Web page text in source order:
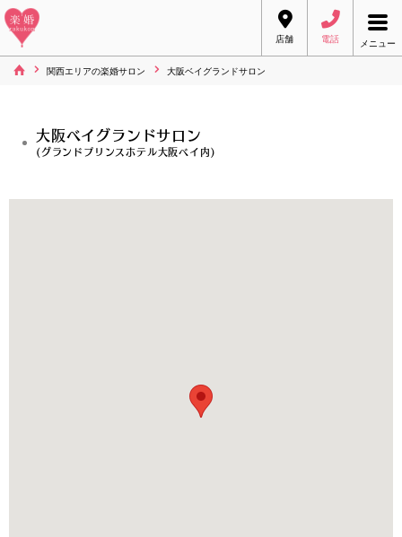
店舗 電話 メニュー
関西エリアの楽婚サロン 大阪ベイグランドサロン
大阪ベイグランドサロン
(グランドプリンスホテル大阪ベイ内)